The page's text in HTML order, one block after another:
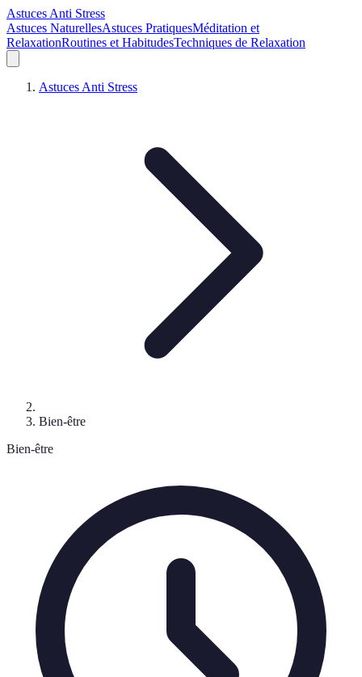
Astuces Anti Stress
Astuces NaturellesAstuces PratiquesMéditation et
RelaxationRoutines et HabitudesTechniques de Relaxation
Astuces Anti Stress
Bien-être
Bien-être